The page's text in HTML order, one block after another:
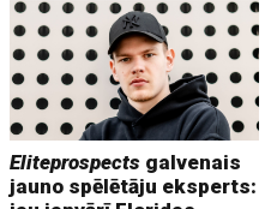
Eliteprospects galvenais
jauno spēlētāju eksperts: